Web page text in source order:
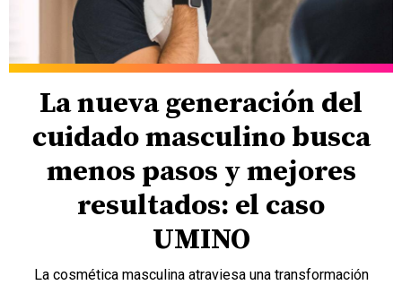
La nueva generación del
cuidado masculino busca
menos pasos y mejores
resultados: el caso
UMINO
La cosmética masculina atraviesa una transformación